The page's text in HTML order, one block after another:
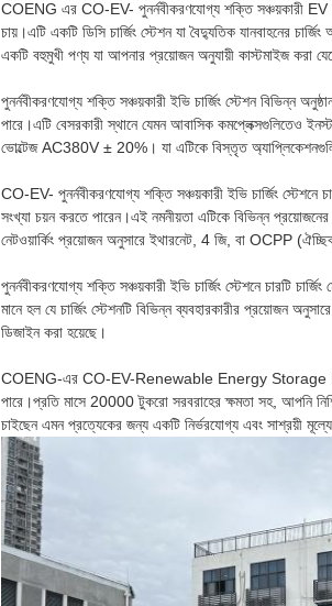
COENG এর CO-EV- পুনর্নবীকরণযোগ্য শক্তি সঞ্চয়কারী EV
চায়।এটি একটি ডিসি চার্জিং স্টেশন যা বৈদ্যুতিক যানবাহনের
একটি বহুমুখী পণ্য যা আপনার প্রয়োজন অনুযায়ী কাস্টমাইজ করা
পুনর্নবীকরণযোগ্য শক্তি সঞ্চয়কারী ইভি চার্জিং স্টেশন বিভিন্ন
পারে।এটি বেসরকারী স্থানে যেমন আবাসিক কমপ্লেক্সগুলিতেও
ভোল্টেজ AC380V ± 20%। যা এটিকে বিস্তৃত
CO-EV- পুনর্নবীকরণযোগ্য শক্তি সঞ্চয়কারী ইভি চার্জিং স্টেশনে
সংখ্যা চয়ন করতে পারেন।এই নমনীয়তা এটিকে বিভিন্ন
নেটওয়ার্কিং প্রয়োজন অনুসারে ইথারনেট, 4 জি, বা OCPP
পুনর্নবীকরণযোগ্য শক্তি সঞ্চয়কারী ইভি চার্জিং স্টেশনে চারটি
মানে হল যে চার্জিং স্টেশনটি বিভিন্ন ব্যবহারকারীর প্রয়োজন
ডিজাইন করা হয়েছে।
COENG-এর CO-EV-Renewable Energy Storage EV
পারে।প্রতি মাসে 20000 টুকরো সরবরাহের ক্ষমতা সহ, আপনি
চাইছেন এমন প্রত্যেকের জন্য একটি নির্ভরযোগ্য এবং সাশ্রয়ী